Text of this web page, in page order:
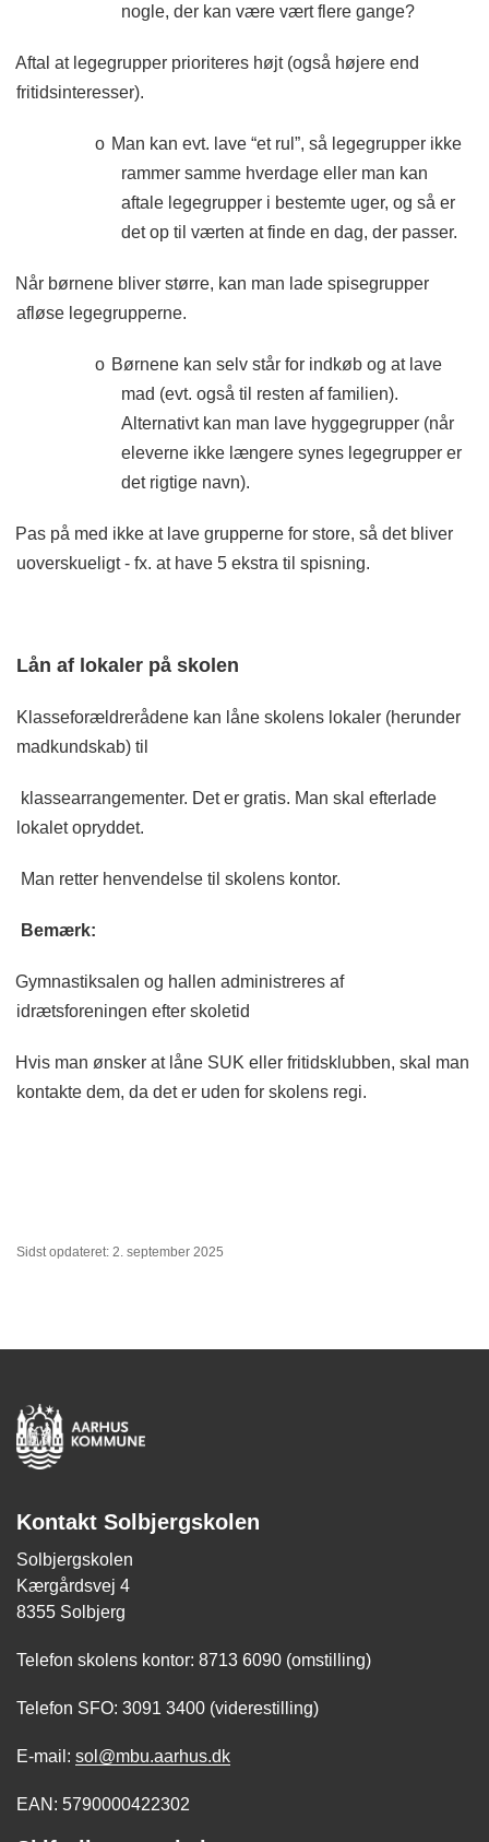
nogle, der kan være vært flere gange?
Aftal at legegrupper prioriteres højt (også højere end
fritidsinteresser).
o Man kan evt. lave “et rul”, så legegrupper ikke
rammer samme hverdage eller man kan
aftale legegrupper i bestemte uger, og så er
det op til værten at finde en dag, der passer.
Når børnene bliver større, kan man lade spisegrupper
afløse legegrupperne.
o Børnene kan selv står for indkøb og at lave
mad (evt. også til resten af familien).
Alternativt kan man lave hyggegrupper (når
eleverne ikke længere synes legegrupper er
det rigtige navn).
Pas på med ikke at lave grupperne for store, så det bliver
uoverskueligt - fx. at have 5 ekstra til spisning.
Lån af lokaler på skolen
Klasseforældrerådene kan låne skolens lokaler (herunder
madkundskab) til
klassearrangementer. Det er gratis. Man skal efterlade
lokalet opryddet.
Man retter henvendelse til skolens kontor.
Bemærk:
Gymnastiksalen og hallen administreres af
idrætsforeningen efter skoletid
Hvis man ønsker at låne SUK eller fritidsklubben, skal man
kontakte dem, da det er uden for skolens regi.
Sidst opdateret: 2. september 2025
Kontakt Solbjergskolen
Solbjergskolen
Kærgårdsvej 4
8355 Solbjerg
Telefon skolens kontor: 8713 6090 (omstilling)
Telefon SFO: 3091 3400 (viderestilling)
E-mail: sol@mbu.aarhus.dk
EAN: 5790000422302